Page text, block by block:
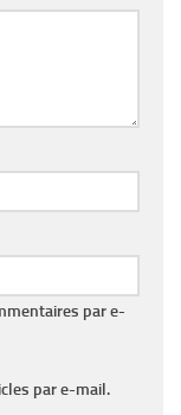
par e-
par e-mail.